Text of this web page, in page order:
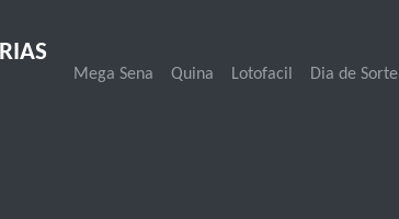
Mega Sena Quina Lotofacil Dia de Sorte